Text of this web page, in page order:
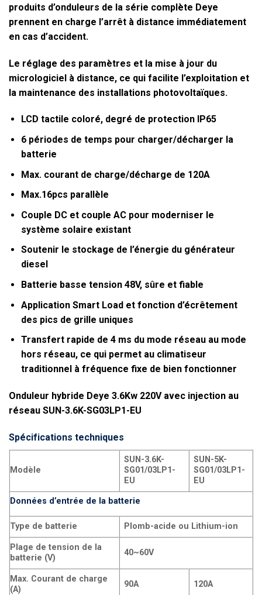
produits d’onduleurs de la série complète Deye
prennent en charge l’arrêt à distance immédiatement
en cas d’accident.
Le réglage des paramètres et la mise à jour du
micrologiciel à distance, ce qui facilite l’exploitation et
la maintenance des installations photovoltaïques.
LCD tactile coloré, degré de protection IP65
6 périodes de temps pour charger/décharger la
batterie
Max. courant de charge/décharge de 120A
Max.16pcs parallèle
Couple DC et couple AC pour moderniser le
système solaire existant
Soutenir le stockage de l’énergie du générateur
diesel
Batterie basse tension 48V, sûre et fiable
Application Smart Load et fonction d’écrêtement
des pics de grille uniques
Transfert rapide de 4 ms du mode réseau au mode
hors réseau, ce qui permet au climatiseur
traditionnel à fréquence fixe de bien fonctionner
Onduleur hybride Deye 3.6Kw 220V avec injection au
réseau SUN-3.6K-SG03LP1-EU
Spécifications techniques
Modèle
SUN-3.6K-
SG01/03LP1-
EU
SUN-5K-
SG01/03LP1-
EU
Données d’entrée de la batterie
Type de batterie Plomb-acide ou Lithium-ion
Plage de tension de la
batterie (V)
40~60V
Max. Courant de charge
(A)
90A 120A